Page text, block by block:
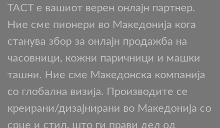
TACT е вашиот верен онлајн партнер.
Ние сме пионери во Македонија кога
станува збор за онлајн продажба на
часовници, кожни паричници и машки
ташни. Ние сме Македонска компанија
со глобална визија. Производите се
креирани/дизајнирани во Македонија со
срце и стил, што ги прави дел од